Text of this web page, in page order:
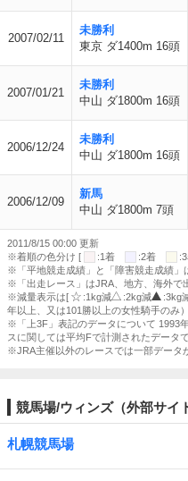
2007/02/11
未勝利
東京 ダ1400m 16頭
2007/01/21
未勝利
中山 ダ1800m 16頭
2006/12/24
未勝利
中山 ダ1800m 16頭
2006/12/09
新馬
中山 ダ1800m 7頭
2011/8/15 00:00 更新
※着順の色分け [
:1着 :2着
※「平地競走成績」と「障害競走成績」
※「出走レース」はJRA、地方、海外で
※減量表示は[
:1kg減 :2kg減 :3kg
年以上、又は101勝以上の女性騎手のみ）
※「上3F」表記のデータについて 1993
スに関しては平均Fで計測されたデータで
※JRA主催以外のレースでは一部データ
競馬場/ウィンズ（外部サイ
札幌競馬場